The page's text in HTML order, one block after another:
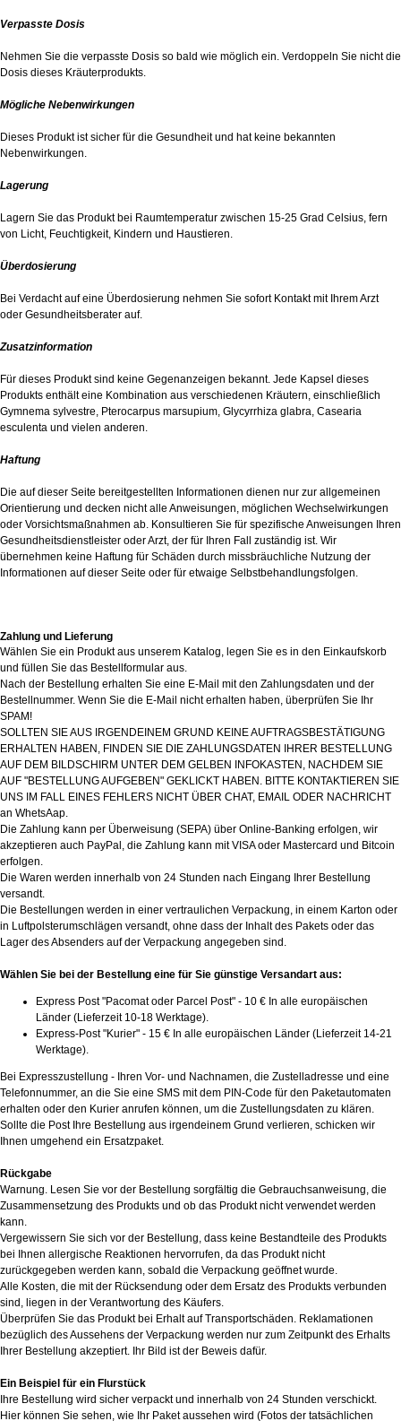
Verpasste Dosis
Nehmen Sie die verpasste Dosis so bald wie möglich ein. Verdoppeln Sie nicht die
Dosis dieses Kräuterprodukts.
Mögliche Nebenwirkungen
Dieses Produkt ist sicher für die Gesundheit und hat keine bekannten
Nebenwirkungen.
Lagerung
Lagern Sie das Produkt bei Raumtemperatur zwischen 15-25 Grad Celsius, fern
von Licht, Feuchtigkeit, Kindern und Haustieren.
Überdosierung
Bei Verdacht auf eine Überdosierung nehmen Sie sofort Kontakt mit Ihrem Arzt
oder Gesundheitsberater auf.
Zusatzinformation
Für dieses Produkt sind keine Gegenanzeigen bekannt. Jede Kapsel dieses
Produkts enthält eine Kombination aus verschiedenen Kräutern, einschließlich
Gymnema sylvestre, Pterocarpus marsupium, Glycyrrhiza glabra, Casearia
esculenta und vielen anderen.
Haftung
Die auf dieser Seite bereitgestellten Informationen dienen nur zur allgemeinen
Orientierung und decken nicht alle Anweisungen, möglichen Wechselwirkungen
oder Vorsichtsmaßnahmen ab. Konsultieren Sie für spezifische Anweisungen Ihren
Gesundheitsdienstleister oder Arzt, der für Ihren Fall zuständig ist. Wir
übernehmen keine Haftung für Schäden durch missbräuchliche Nutzung der
Informationen auf dieser Seite oder für etwaige Selbstbehandlungsfolgen.
Zahlung und Lieferung
Wählen Sie ein Produkt aus unserem Katalog, legen Sie es in den Einkaufskorb
und füllen Sie das Bestellformular aus.
Nach der Bestellung erhalten Sie eine E-Mail mit den Zahlungsdaten und der
Bestellnummer. Wenn Sie die E-Mail nicht erhalten haben, überprüfen Sie Ihr
SPAM!
SOLLTEN SIE AUS IRGENDEINEM GRUND KEINE AUFTRAGSBESTÄTIGUNG
ERHALTEN HABEN, FINDEN SIE DIE ZAHLUNGSDATEN IHRER BESTELLUNG
AUF DEM BILDSCHIRM UNTER DEM GELBEN INFOKASTEN, NACHDEM SIE
AUF "BESTELLUNG AUFGEBEN" GEKLICKT HABEN. BITTE KONTAKTIEREN SIE
UNS IM FALL EINES FEHLERS NICHT ÜBER CHAT, EMAIL ODER NACHRICHT
an WhetsAap.
Die Zahlung kann per Überweisung (SEPA) über Online-Banking erfolgen, wir
akzeptieren auch PayPal, die Zahlung kann mit VISA oder Mastercard und Bitcoin
erfolgen.
Die Waren werden innerhalb von 24 Stunden nach Eingang Ihrer Bestellung
versandt.
Die Bestellungen werden in einer vertraulichen Verpackung, in einem Karton oder
in Luftpolsterumschlägen versandt, ohne dass der Inhalt des Pakets oder das
Lager des Absenders auf der Verpackung angegeben sind.
Wählen Sie bei der Bestellung eine für Sie günstige Versandart aus:
Express Post "Pacomat oder Parcel Post" - 10 € In alle europäischen
Länder (Lieferzeit 10-18 Werktage).
Express-Post "Kurier" - 15 € In alle europäischen Länder (Lieferzeit 14-21
Werktage).
Bei Expresszustellung - Ihren Vor- und Nachnamen, die Zustelladresse und eine
Telefonnummer, an die Sie eine SMS mit dem PIN-Code für den Paketautomaten
erhalten oder den Kurier anrufen können, um die Zustellungsdaten zu klären.
Sollte die Post Ihre Bestellung aus irgendeinem Grund verlieren, schicken wir
Ihnen umgehend ein Ersatzpaket.
Rückgabe
Warnung. Lesen Sie vor der Bestellung sorgfältig die Gebrauchsanweisung, die
Zusammensetzung des Produkts und ob das Produkt nicht verwendet werden
kann.
Vergewissern Sie sich vor der Bestellung, dass keine Bestandteile des Produkts
bei Ihnen allergische Reaktionen hervorrufen, da das Produkt nicht
zurückgegeben werden kann, sobald die Verpackung geöffnet wurde.
Alle Kosten, die mit der Rücksendung oder dem Ersatz des Produkts verbunden
sind, liegen in der Verantwortung des Käufers.
Überprüfen Sie das Produkt bei Erhalt auf Transportschäden. Reklamationen
bezüglich des Aussehens der Verpackung werden nur zum Zeitpunkt des Erhalts
Ihrer Bestellung akzeptiert. Ihr Bild ist der Beweis dafür.
Ein Beispiel für ein Flurstück
Ihre Bestellung wird sicher verpackt und innerhalb von 24 Stunden verschickt.
Hier können Sie sehen, wie Ihr Paket aussehen wird (Fotos der tatsächlichen